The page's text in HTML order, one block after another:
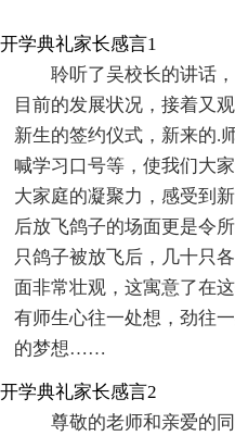
开学典礼家长感言1
聆听了吴校长的讲话
目前的发展状况，接着又
新生的签约仪式，新来的.
喊学习口号等，使我们大
大家庭的凝聚力，感受到
后放飞鸽子的场面更是令
只鸽子被放飞后，几十只
面非常壮观，这寓意了在
有师生心往一处想，劲往
的梦想……
开学典礼家长感言2
尊敬的老师和亲爱的同